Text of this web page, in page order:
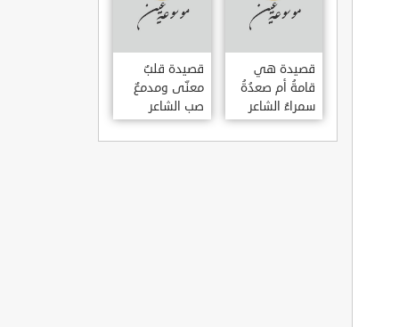
قصيدة هي
قامةُ أم صعدُةُ
سمراءُ الشاعر
سيف الدين
المشد
قصيدة قلبٌ
معنّى ومدمعٌ
صب الشاعر
سيف الدين
المشد